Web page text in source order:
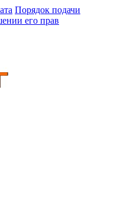
Порядок подачи
его прав